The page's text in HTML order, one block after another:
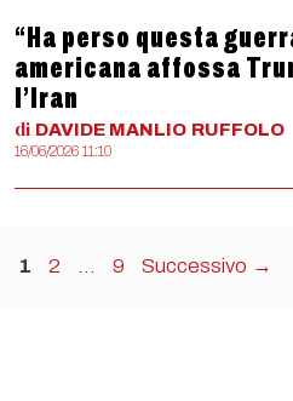
“Ha perso questa
americana affossa
l’Iran
di DAVIDE MANLIO RUFFOLO
16/06/2026 11:10
Pagina
1 Pagina
2 … Pagina
9 Successivo →